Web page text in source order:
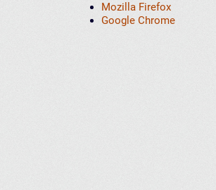
Mozilla Firefox
Google Chrome